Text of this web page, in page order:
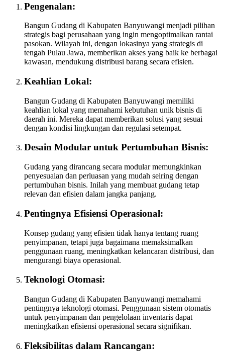
Pengenalan:
Bangun Gudang di Kabupaten Banyuwangi menjadi pilihan
strategis bagi perusahaan yang ingin mengoptimalkan rantai
pasokan. Wilayah ini, dengan lokasinya yang strategis di
tengah Pulau Jawa, memberikan akses yang baik ke berbagai
kawasan, mendukung distribusi barang secara efisien.
Keahlian Lokal:
Bangun Gudang di Kabupaten Banyuwangi memiliki
keahlian lokal yang memahami kebutuhan unik bisnis di
daerah ini. Mereka dapat memberikan solusi yang sesuai
dengan kondisi lingkungan dan regulasi setempat.
Desain Modular untuk Pertumbuhan Bisnis:
Gudang yang dirancang secara modular memungkinkan
penyesuaian dan perluasan yang mudah seiring dengan
pertumbuhan bisnis. Inilah yang membuat gudang tetap
relevan dan efisien dalam jangka panjang.
Pentingnya Efisiensi Operasional:
Konsep gudang yang efisien tidak hanya tentang ruang
penyimpanan, tetapi juga bagaimana memaksimalkan
penggunaan ruang, meningkatkan kelancaran distribusi, dan
mengurangi biaya operasional.
Teknologi Otomasi:
Bangun Gudang di Kabupaten Banyuwangi memahami
pentingnya teknologi otomasi. Penggunaan sistem otomatis
untuk penyimpanan dan pengelolaan inventaris dapat
meningkatkan efisiensi operasional secara signifikan.
Fleksibilitas dalam Rancangan: